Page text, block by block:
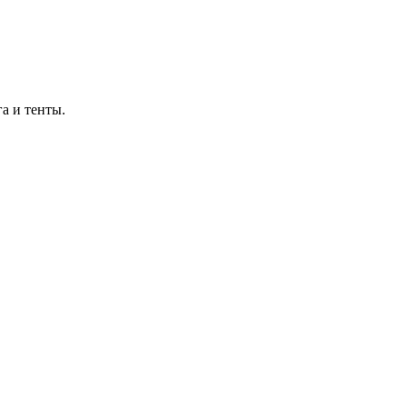
и тенты.